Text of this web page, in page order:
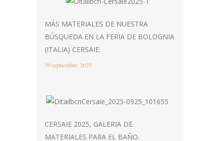
MÁS MATERIALES DE NUESTRA
BÚSQUEDA EN LA FERIA DE BOLOGNIA
(ITALIA) CERSAIE.
30 septiembre, 2025
CERSAIE 2025, GALERIA DE
MATERIALES PARA EL BAÑO.